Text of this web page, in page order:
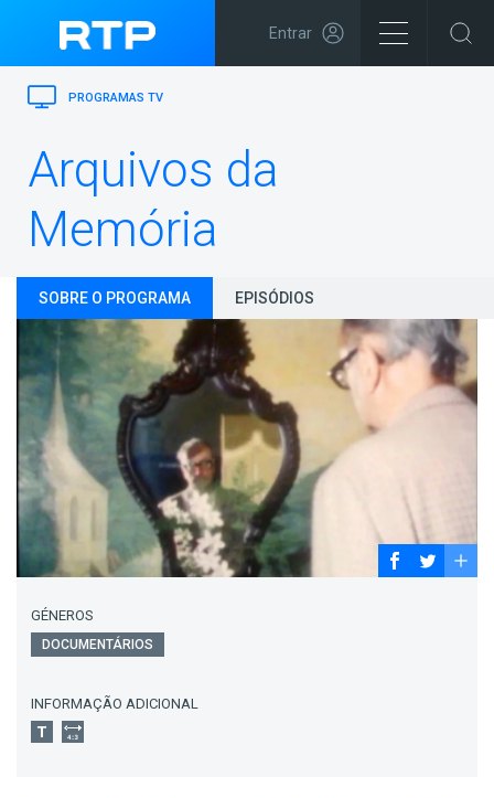
Entrar
PROGRAMAS TV
Arquivos da
Memória
SOBRE O PROGRAMA EPISÓDIOS
GÉNEROS
DOCUMENTÁRIOS
INFORMAÇÃO ADICIONAL